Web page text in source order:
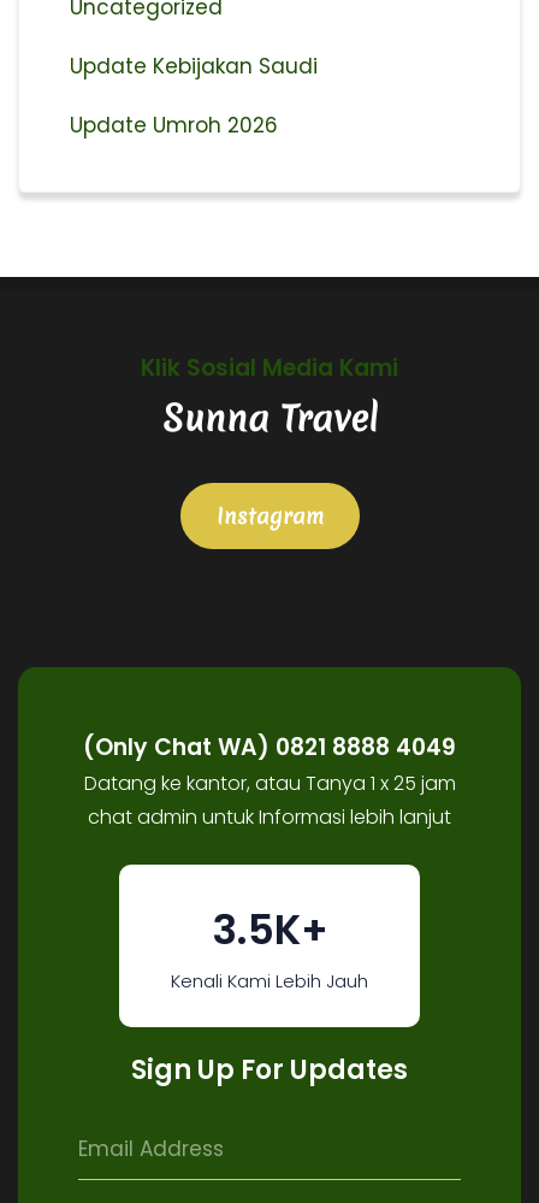
Uncategorized
Update Kebijakan Saudi
Update Umroh 2026
Klik Sosial Media Kami
Sunna Travel
Instagram
(Only Chat WA) 0821 8888 4049
Datang ke kantor, atau Tanya 1 x 25 jam
chat admin untuk Informasi lebih lanjut
3.5K+
Kenali Kami Lebih Jauh
Sign Up For Updates